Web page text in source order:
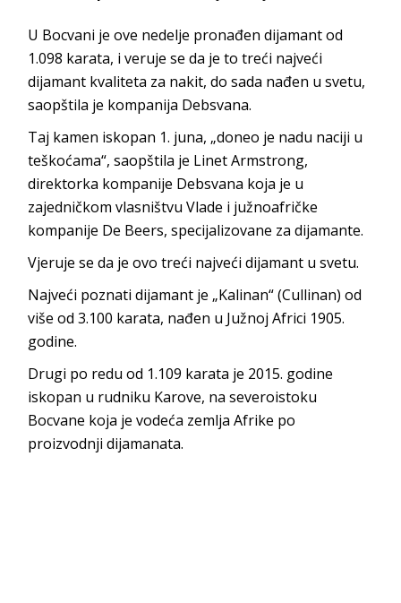
U Bocvani je ove nedelje pronađen dijamant od
1.098 karata, i veruje se da je to treći najveći
dijamant kvaliteta za nakit, do sada nađen u svetu,
saopštila je kompanija Debsvana.
Taj kamen iskopan 1. juna, „doneo je nadu naciji u
teškoćama“, saopštila je Linet Armstrong,
direktorka kompanije Debsvana koja je u
zajedničkom vlasništvu Vlade i južnoafričke
kompanije De Beers, specijalizovane za dijamante.
Vjeruje se da je ovo treći najveći dijamant u svetu.
Najveći poznati dijamant je „Kalinan“ (Cullinan) od
više od 3.100 karata, nađen u Južnoj Africi 1905.
godine.
Drugi po redu od 1.109 karata je 2015. godine
iskopan u rudniku Karove, na severoistoku
Bocvane koja je vodeća zemlja Afrike po
proizvodnji dijamanata.